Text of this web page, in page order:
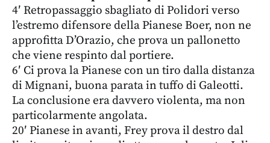
4′ Retropassaggio sbagliato di Polidori verso
l’estremo difensore della Pianese Boer, non ne
approfitta D’Orazio, che prova un pallonetto
che viene respinto dal portiere.
6′ Ci prova la Pianese con un tiro dalla distanza
di Mignani, buona parata in tuffo di Galeotti.
La conclusione era davvero violenta, ma non
particolarmente angolata.
20′ Pianese in avanti, Frey prova il destro dal